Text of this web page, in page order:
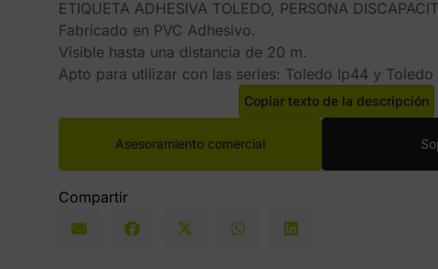
ETIQUETA ADHESIVA TOLEDO, PERSONA
Fabricado en PVC Adhesivo.
Visible hasta una distancia de 20 m.
Apto para utilizar con las series: Toledo Ip44 y Toledo
Copiar texto de la descripción
Asesoramiento comercial
Compartir